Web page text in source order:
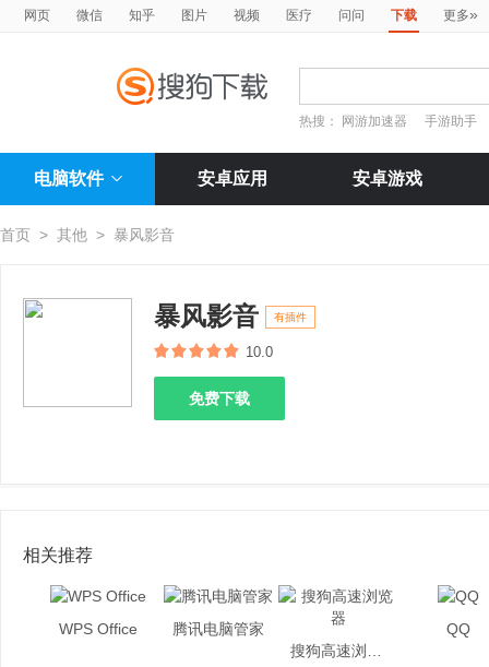
网页 微信 知乎 图片 视频 医疗 问问 下载 更多»
热搜： 网游加速器 手游助手
电脑软件 安卓应用 安卓游戏
首页 > 其他 > 暴风影音
暴风影音 有插件
10.0
免费下载
相关推荐
WPS Office
腾讯电脑管家
QQ